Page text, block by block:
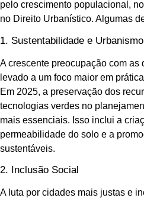
pelo crescimento populacional,
no Direito Urbanístico. Algumas
1. Sustentabilidade e
A crescente preocupação com as
levado a um foco maior em
Em 2025, a preservação dos
tecnologias verdes no
mais essenciais. Isso inclui a
permeabilidade do solo e a
sustentáveis.
2. Inclusão Social
A luta por cidades mais justas e